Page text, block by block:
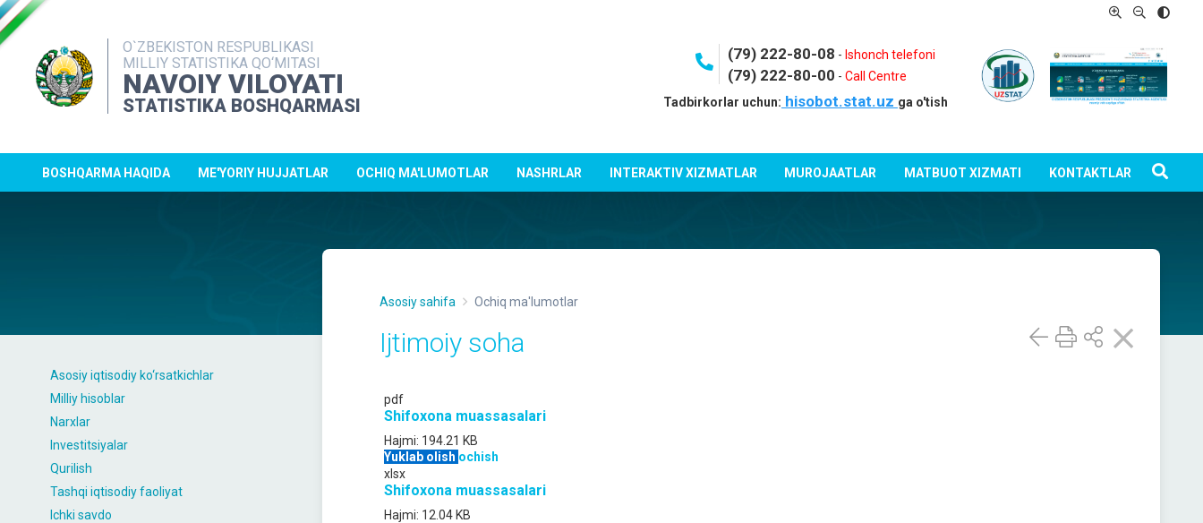
O`ZBEKISTON RESPUBLIKASI
MILLIY STATISTIKA QO‘MITASI
NAVOIY VILOYATI
STATISTIKA BOSHQARMASI
(79) 222-80-08 - Ishonch telefoni
(79) 222-80-00 -Call Centre
Tadbirkorlar uchun: hisobot.stat.uz ga o'tish
BOSHQARMA HAQIDA ME'YORIY HUJJATLAR OCHIQ MA'LUMOTLAR NASHRLAR INTERAKTIV XIZMATLAR MUROJAATLAR MATBUOT XIZMATI KONTAKTLAR
Asosiy iqtisodiy ko‘rsatkichlar
Milliy hisoblar
Narxlar
Investitsiyalar
Qurilish
Tashqi iqtisodiy faoliyat
Ichki savdo
Asosiy sahifa Ochiq ma'lumotlar
Ijtimoiy soha
pdf
Shifoxona muassasalari
Hajmi: 194.21 KB
Yuklab olish ochish
xlsx
Shifoxona muassasalari
Hajmi: 12.04 KB